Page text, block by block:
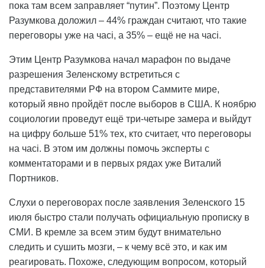
пока там всем заправляет “путин”. Поэтому Центр
Разумкова доложил – 44% граждан считают, что такие
переговоры уже на часі, а 35% – ещё не на часі.
Этим Центр Разумкова начал марафон по выдаче
разрешения Зеленскому встретиться с
представителями РФ на втором Саммите мире,
который явно пройдёт после выборов в США. К ноябрю
социологии проведут ещё три-четыре замера и выйдут
на цифру больше 51% тех, кто считает, что переговоры
на часі. В этом им должны помочь эксперты с
комментаторами и в первых рядах уже Виталий
Портников.
Слухи о переговорах после заявления Зеленского 15
июля быстро стали получать официальную прописку в
СМИ. В кремле за всем этим будут внимательно
следить и сушить мозги, – к чему всё это, и как им
реагировать. Похоже, следующим вопросом, который